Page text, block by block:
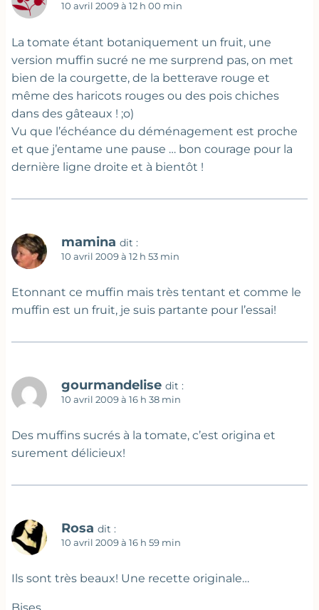
10 avril 2009 à 12 h 00 min
La tomate étant botaniquement un fruit, une
version muffin sucré ne me surprend pas, on met
bien de la courgette, de la betterave rouge et
même des haricots rouges ou des pois chiches
dans des gâteaux ! ;o)
Vu que l’échéance du déménagement est proche
et que j’entame une pause … bon courage pour la
dernière ligne droite et à bientôt !
mamina dit :
10 avril 2009 à 12 h 53 min
Etonnant ce muffin mais très tentant et comme le
muffin est un fruit, je suis partante pour l’essai!
gourmandelise dit :
10 avril 2009 à 16 h 38 min
Des muffins sucrés à la tomate, c’est origina et
surement délicieux!
Rosa dit :
10 avril 2009 à 16 h 59 min
Ils sont très beaux! Une recette originale…